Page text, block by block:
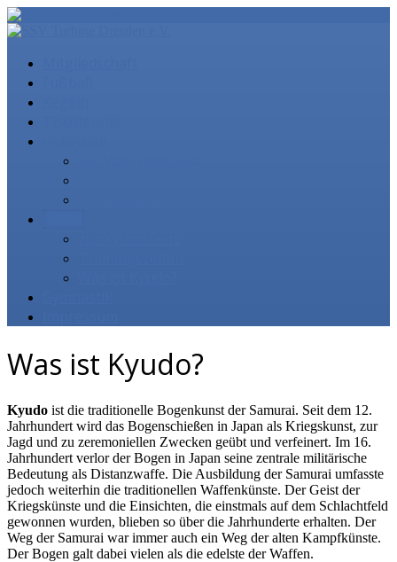
Was ist Kyudo?
Kyudo ist die traditionelle Bogenkunst der Samurai. Seit dem 12.
Jahrhundert wird das Bogenschießen in Japan als Kriegskunst, zur
Jagd und zu zeremoniellen Zwecken geübt und verfeinert. Im 16.
Jahrhundert verlor der Bogen in Japan seine zentrale militärische
Bedeutung als Distanzwaffe. Die Ausbildung der Samurai umfasste
jedoch weiterhin die traditionellen Waffenkünste. Der Geist der
Kriegskünste und die Einsichten, die einstmals auf dem Schlachtfeld
gewonnen wurden, blieben so über die Jahrhunderte erhalten. Der
Weg der Samurai war immer auch ein Weg der alten Kampfkünste.
Der Bogen galt dabei vielen als die edelste der Waffen.